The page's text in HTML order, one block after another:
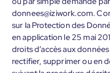
donnees@iziwork.com.
sur la Protection des
en application le 25 mai
droits d’accès aux
rectifier, supprimer ou en